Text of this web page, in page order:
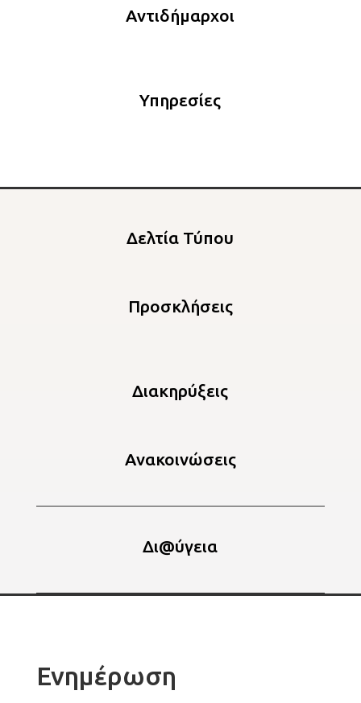
Αντιδήμαρχοι
Υπηρεσίες
Δελτία Τύπου
Προσκλήσεις
Διακηρύξεις
Ανακοινώσεις
Δι@ύγεια
Ενημέρωση